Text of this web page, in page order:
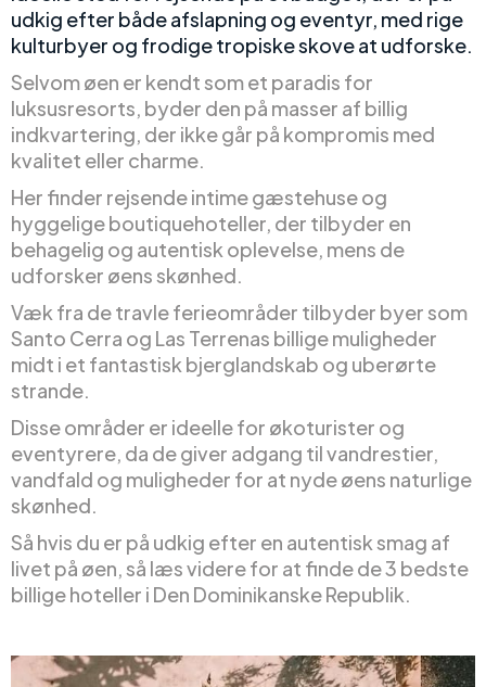
udkig efter både afslapning og eventyr, med rige
kulturbyer og frodige tropiske skove at udforske.
Selvom øen er kendt som et paradis for
luksusresorts, byder den på masser af billig
indkvartering, der ikke går på kompromis med
kvalitet eller charme.
Her finder rejsende intime gæstehuse og
hyggelige boutiquehoteller, der tilbyder en
behagelig og autentisk oplevelse, mens de
udforsker øens skønhed.
Væk fra de travle ferieområder tilbyder byer som
Santo Cerra og Las Terrenas billige muligheder
midt i et fantastisk bjerglandskab og uberørte
strande.
Disse områder er ideelle for økoturister og
eventyrere, da de giver adgang til vandrestier,
vandfald og muligheder for at nyde øens naturlige
skønhed.
Så hvis du er på udkig efter en autentisk smag af
livet på øen, så læs videre for at finde de 3 bedste
billige hoteller i Den Dominikanske Republik.